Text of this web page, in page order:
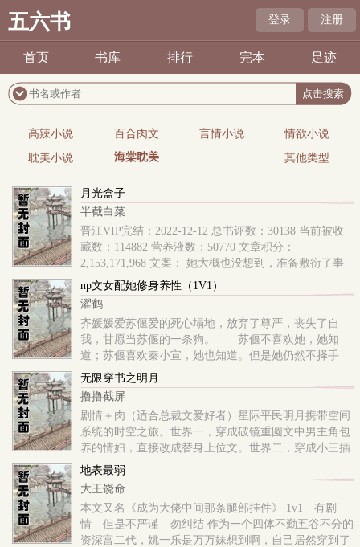
五六书 登录 注册
首页 书库 排行 完本 足迹
高辣小说 百合肉文 言情小说
情欲小说
耽美小说
海棠耽美 其他类型
月光盒子
半截白菜
晋江VIP完结：2022-12-12 总书评数：30138 当前被收
藏数：114882 营养液数：50770 文章积分：
2,153,171,968 文案： 她大概也没想到，准备敷衍了事
的相亲对象，是曾经暗恋的那个人。 就像一台
np文女配她修身养性（1V1）
濯鹤
齐媛媛爱苏偃爱的死心塌地，放弃了尊严，丧失了自
我，甘愿当苏偃的一条狗。 苏偃不喜欢她，她知
道；苏偃喜欢秦小宣，她也知道。但是她仍然不择手
段、不顾一切地爱着苏偃。 直到有一天，在她出卖
自己的尊
无限穿书之明月
撸撸截屏
剧情＋肉（适合总裁文爱好者）星际平民明月携带空间
系统的时空之旅。世界一，穿成破镜重圆文中男主角包
养的情妇，直接改成替身上位文。世界二，穿成小三插
足文中男主角的未来丈母娘，不小心睡了男主他亲爹，
未
地表最弱
大王饶命
本文又名《成为大佬中间那条腿部挂件》 1v1 有剧
情 但是不严谨 勿纠结 作为一个四体不勤五谷不分的
资深富二代，姚一乐是万万妹想到啊，自己居然穿到了